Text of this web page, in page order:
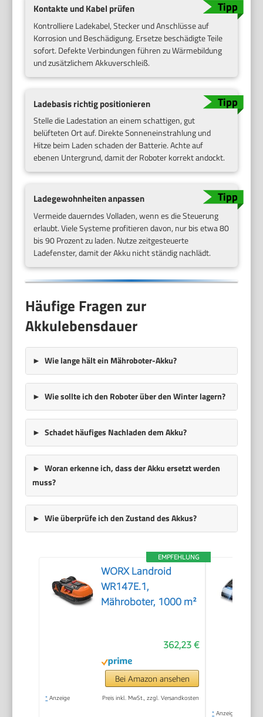
Kontakte und Kabel prüfen
Kontrolliere Ladekabel, Stecker und Anschlüsse auf
Korrosion und Beschädigung. Ersetze beschädigte Teile
sofort. Defekte Verbindungen führen zu Wärmebildung
und zusätzlichem Akkuverschleiß.
Ladebasis richtig positionieren
Stelle die Ladestation an einem schattigen, gut
belüfteten Ort auf. Direkte Sonneneinstrahlung und
Hitze beim Laden schaden der Batterie. Achte auf
ebenen Untergrund, damit der Roboter korrekt andockt.
Ladegewohnheiten anpassen
Vermeide dauerndes Volladen, wenn es die Steuerung
erlaubt. Viele Systeme profitieren davon, nur bis etwa 80
bis 90 Prozent zu laden. Nutze zeitgesteuerte
Ladefenster, damit der Akku nicht ständig nachlädt.
Häufige Fragen zur
Akkulebensdauer
Wie lange hält ein Mähroboter-Akku?
Wie sollte ich den Roboter über den Winter lagern?
Schadet häufiges Nachladen dem Akku?
Woran erkenne ich, dass der Akku ersetzt werden
muss?
Wie überprüfe ich den Zustand des Akkus?
EMPFEHLUNG
WORX Landroid
WR147E.1,
Mähroboter, 1000 m²
362,23 €
Bei Amazon ansehen
* Anzeige Preis inkl. MwSt., zzgl. Versandkosten
* Anzeige